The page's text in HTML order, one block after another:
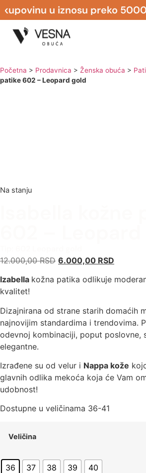
u iznosu preko
Početna > Prodavnica > Ženska obuća >
patike 602 – Leopard gold
Na stanju
12.000,00RSD 6.000,00 RSD
Izabella kožna patika odlikuje
kvalitet!
Dizajnirana od strane starih domaćih
najnovijim standardima i trendovima.
odevnoj kombinaciji, poput poslovne,
elegantne.
Izrađene su od velur i Nappa kože
glavnih odlika mekoća koja će Vam
udobnost!
Dostupne u veličinama 36-41
Veličina
36 37 38 39 40